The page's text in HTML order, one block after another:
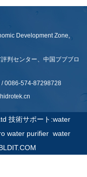
Development Zone,
判センター、中国ブブブロ
0086-574-87298728
技術サポート:water
water purifier water